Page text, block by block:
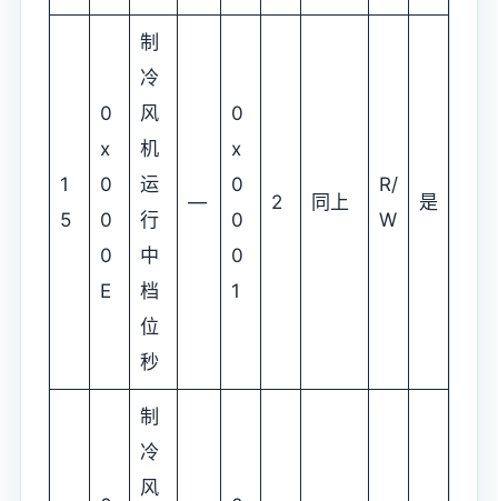
1
5
0
x
0
0
0
E
制
冷
风
机
运
行
中
档
位
秒
—
0
x
0
0
0
1
2 同上
R/
W
是
制
冷
风